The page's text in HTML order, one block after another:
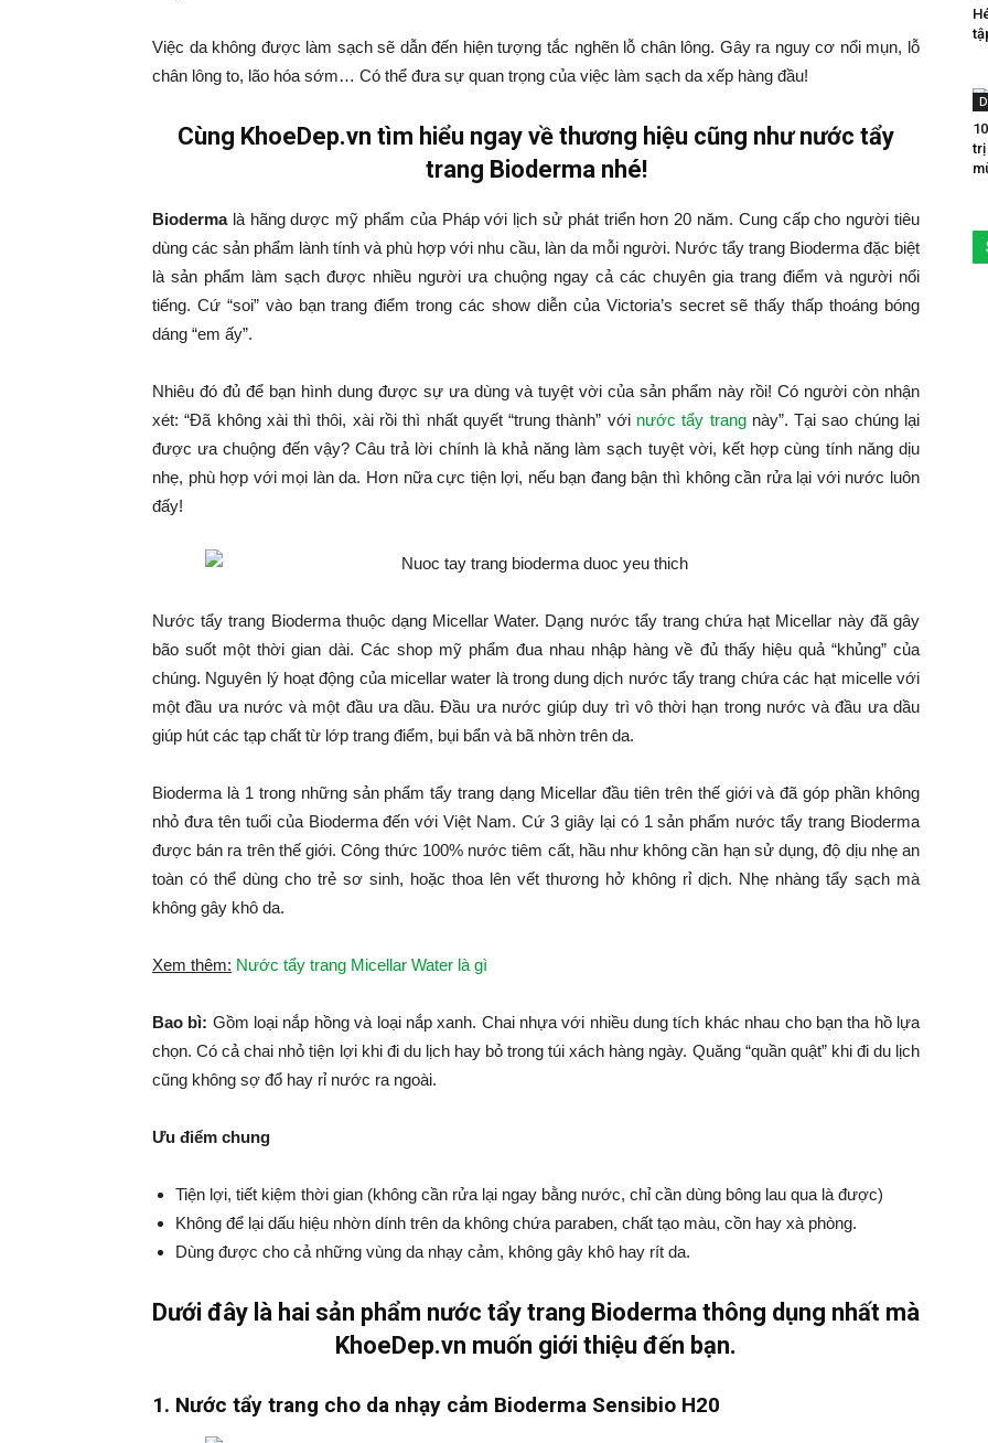
Việc da không được làm sạch sẽ dẫn đến hiện tượng tắc nghẽn lỗ chân lông. Gây ra nguy cơ nổi mụn, lỗ
chân lông to, lão hóa sớm… Có thể đưa sự quan trọng của việc làm sạch da xếp hàng đầu!
Cùng KhoeDep.vn tìm hiểu ngay về thương hiệu cũng như nước tẩy
trang Bioderma nhé!
Biodermalà hãng dược mỹ phẩm của Pháp với lịch sử phát triển hơn 20 năm. Cung cấp cho người tiêu
dùng các sản phẩm lành tính và phù hợp với nhu cầu, làn da mỗi người. Nước tẩy trang Bioderma đặc biệt
là sản phẩm làm sạch được nhiều người ưa chuộng ngay cả các chuyên gia trang điểm và người nổi
tiếng. Cứ “soi” vào bạn trang điểm trong các show diễn của Victoria’s secret sẽ thấy thấp thoáng bóng
dáng “em ấy”.
Nhiêu đó đủ để bạn hình dung được sự ưa dùng và tuyệt vời của sản phẩm này rồi! Có người còn nhận
xét: “Đã không xài thì thôi, xài rồi thì nhất quyết “trung thành” với nước tẩy trangnày”. Tại sao chúng lại
được ưa chuộng đến vậy? Câu trả lời chính là khả năng làm sạch tuyệt vời, kết hợp cùng tính năng dịu
nhẹ, phù hợp với mọi làn da. Hơn nữa cực tiện lợi, nếu bạn đang bận thì không cần rửa lại với nước luôn
đấy!
Nước tẩy trang Bioderma thuộc dạng Micellar Water. Dạng nước tẩy trang chứa hạt Micellar này đã gây
bão suốt một thời gian dài. Các shop mỹ phẩm đua nhau nhập hàng về đủ thấy hiệu quả “khủng” của
chúng. Nguyên lý hoạt động của micellar water là trong dung dịch nước tẩy trang chứa các hạt micelle với
một đầu ưa nước và một đầu ưa dầu. Đầu ưa nước giúp duy trì vô thời hạn trong nước và đầu ưa dầu
giúp hút các tạp chất từ lớp trang điểm, bụi bẩn và bã nhờn trên da.
Bioderma là 1 trong những sản phẩm tẩy trang dạng Micellar đầu tiên trên thế giới và đã góp phần không
nhỏ đưa tên tuổi của Bioderma đến với Việt Nam. Cứ 3 giây lại có 1 sản phẩm nước tẩy trang Bioderma
được bán ra trên thế giới. Công thức 100% nước tiêm cất, hầu như không cần hạn sử dụng, độ dịu nhẹ an
toàn có thể dùng cho trẻ sơ sinh, hoặc thoa lên vết thương hở không rỉ dịch. Nhẹ nhàng tẩy sạch mà
không gây khô da.
Xem thêm: Nước tẩy trang Micellar Water là gì
Bao bì: Gồm loại nắp hồng và loại nắp xanh. Chai nhựa với nhiều dung tích khác nhau cho bạn tha hồ lựa
chọn. Có cả chai nhỏ tiện lợi khi đi du lịch hay bỏ trong túi xách hàng ngày. Quăng “quần quật” khi đi du lịch
cũng không sợ đổ hay rỉ nước ra ngoài.
Ưu điểm chung
Tiện lợi, tiết kiệm thời gian (không cần rửa lại ngay bằng nước, chỉ cần dùng bông lau qua là được)
Không để lại dấu hiệu nhờn dính trên da không chứa paraben, chất tạo màu, cồn hay xà phòng.
Dùng được cho cả những vùng da nhạy cảm, không gây khô hay rít da.
Dưới đây là hai sản phẩm nước tẩy trang Bioderma thông dụng nhất mà
KhoeDep.vn muốn giới thiệu đến bạn.
1. Nước tẩy trang cho da nhạy cảm Bioderma Sensibio H20
trị